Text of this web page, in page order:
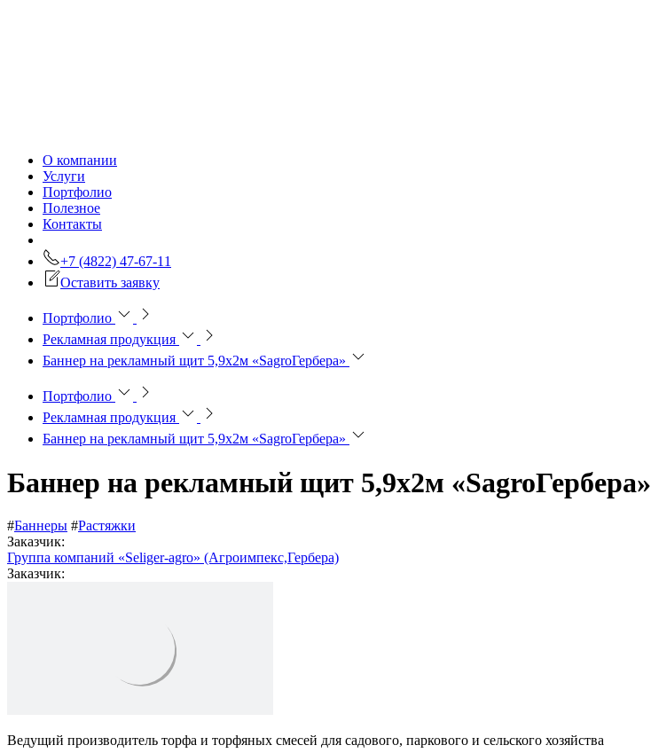
О компании
Услуги
Портфолио
Полезное
Контакты
+7 (4822) 47-67-11
Оставить заявку
Портфолио
Рекламная продукция
Баннер на рекламный щит 5,9х2м «SagroГербера»
Портфолио
Рекламная продукция
Баннер на рекламный щит 5,9х2м «SagroГербера»
Баннер на рекламный щит 5,9х2м «SagroГербера»
#Баннеры #Растяжки
Заказчик:
Группа компаний «Seliger-agro» (Агроимпекс,Гербера)
Заказчик:
Ведущий производитель торфа и торфяных смесей для садового, паркового и сельского хозяйства